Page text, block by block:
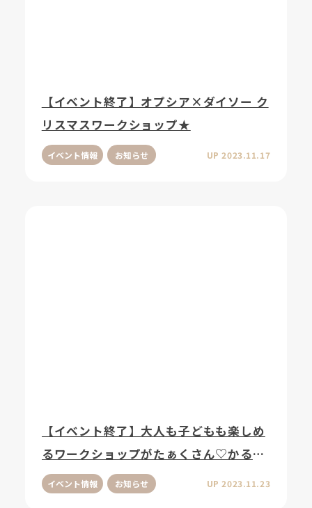
【イベント終了】オプシア×ダイソー ク
リスマスワークショップ★
イベント情報 お知らせ UP 2023.11.17
【イベント終了】大人も子どもも楽しめ
るワークショップがたぁくさん♡かるな
びマルシェ in オプシアミスミ vol.2
イベント情報 お知らせ UP 2023.11.23